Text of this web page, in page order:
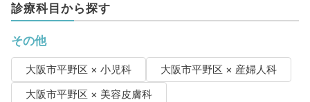
診療科目から探す
その他
大阪市平野区 × 小児科
大阪市平野区 × 産婦人科
大阪市平野区 × 美容皮膚科